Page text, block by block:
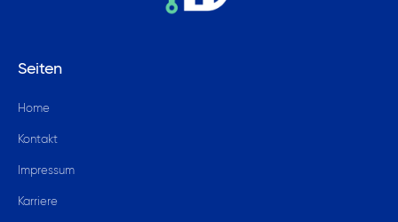
Seiten
Home
Kontakt
Impressum
Karriere